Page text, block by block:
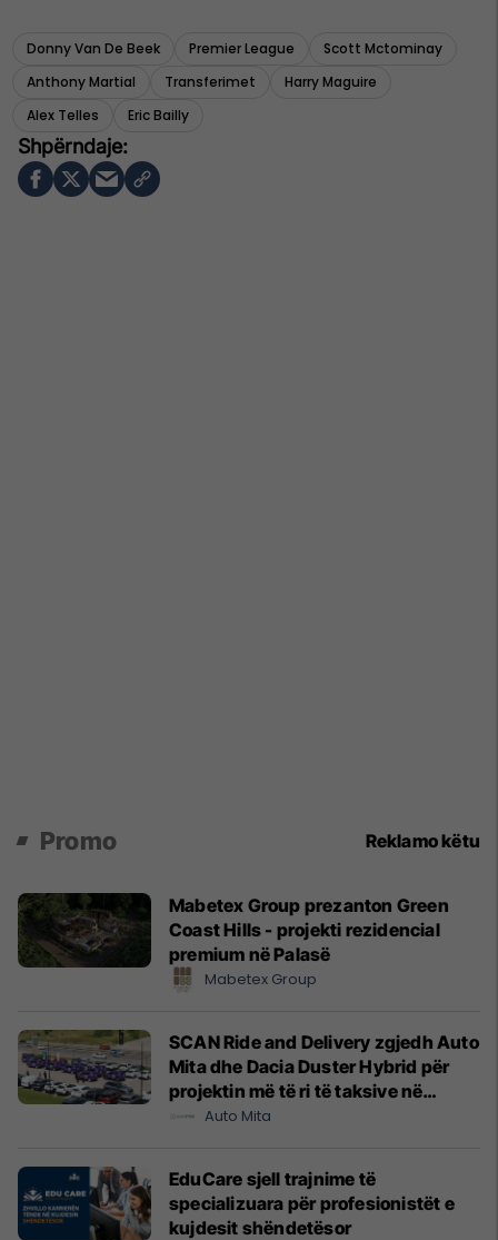
Donny Van De Beek Premier League
Scott Mctominay
Anthony Martial
Transferimet
Harry Maguire
Alex Telles
Eric Bailly
Promo Reklamo këtu
Mabetex Group prezanton Green
Coast Hills - projekti rezidencial
premium në Palasë
Mabetex Group
SCAN Ride and Delivery zgjedh Auto
Mita dhe Dacia Duster Hybrid për
projektin më të ri të taksive në
Prishtinë
Auto Mita
EduCare sjell trajnime të
specializuara për profesionistët e
kujdesit shëndetësor